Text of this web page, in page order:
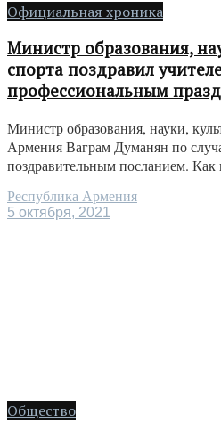
Официальная хроника
Министр образования,
спорта поздравил
профессиональным
Министр образования, науки,
Армения Ваграм Думанян по
поздравительным посланием. Как
Республика Армения
5 октября, 2021
Общество